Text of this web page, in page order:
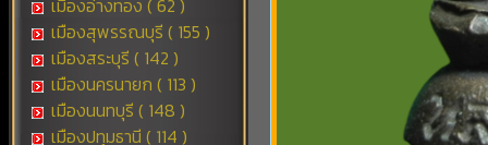
เมืองอ่างทอง ( 62 )
เมืองสุพรรณบุรี ( 155 )
เมืองสระบุรี ( 142 )
เมืองนครนายก ( 113 )
เมืองนนทบุรี ( 148 )
เมืองปทุมธานี ( 114 )